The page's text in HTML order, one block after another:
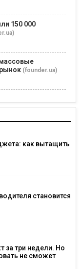
150 000
(founder.ua)
как вытащить
становится
за три недели. Но
не сможет